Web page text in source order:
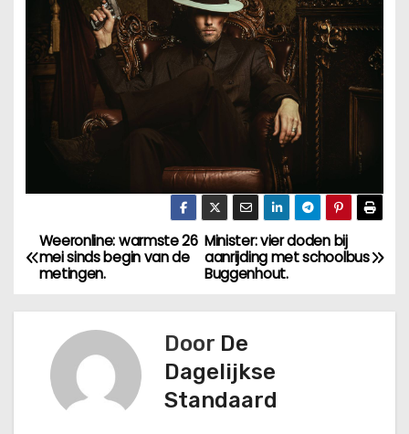
B
e
Minister: vier doden bij
aanrijding met schoolbus
Buggenhout.
Weeronline: warmste 26
mei sinds begin van de
metingen.
Door De
Dagelijkse
Standaard